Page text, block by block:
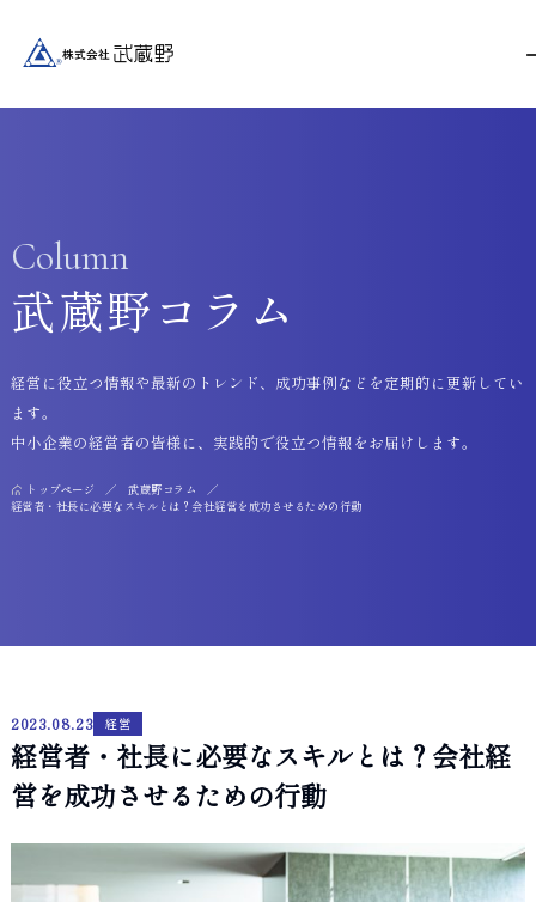
Column
武蔵野コラム
トップページ
武蔵野コラム
経営者・社長に必要なスキルとは？会社経営を成功させるための行動
経営に役立つ情報や最新のトレンド、成功事例などを定期的に更新してい
ます。
中小企業の経営者の皆様に、実践的で役立つ情報をお届けします。
2023.08.23 経営
経営者・社長に必要なスキルとは？会社経
営を成功させるための行動